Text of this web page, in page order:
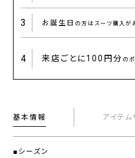
3 お誕生日 の方はスーツ購入が
4 来店ごとに100円分 の
基本情報 アイテム
■シーズン